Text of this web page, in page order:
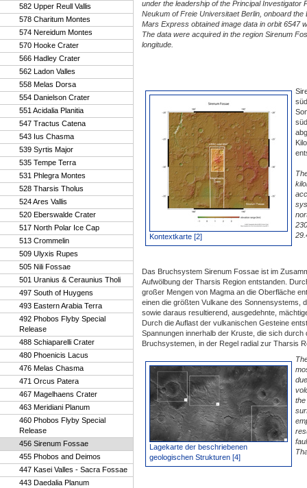
582 Upper Reull Vallis
578 Charitum Montes
574 Nereidum Montes
570 Hooke Crater
566 Hadley Crater
562 Ladon Valles
558 Melas Dorsa
554 Danielson Crater
551 Acidalia Planitia
547 Tractus Catena
543 Ius Chasma
539 Syrtis Major
535 Tempe Terra
531 Phlegra Montes
528 Tharsis Tholus
524 Ares Vallis
520 Eberswalde Crater
517 North Polar Ice Cap
513 Crommelin
509 Ulyxis Rupes
505 Nili Fossae
501 Uranius & Ceraunius Tholi
497 South of Huygens
493 Eastern Arabia Terra
492 Phobos Flyby Special
Release
488 Schiaparelli Crater
480 Phoenicis Lacus
476 Melas Chasma
471 Orcus Patera
467 Magelhaens Crater
463 Meridiani Planum
460 Phobos Flyby Special
Release
456 Sirenum Fossae
455 Phobos and Deimos
447 Kasei Valles - Sacra Fossae
443 Daedalia Planum
under the leadership of the Principal Investigator
Neukum of Freie Universitaet Berlin, onboard the
Mars Express obtained image data in orbit 6547
The data were acquired in the region Sirenum
longitude.
Kontextkarte [2]
Das Bruchsystem Sirenum Fossae ist im
Aufwölbung der Tharsis Region entstanden.
großer Mengen von Magma an die Oberfläche
einen die größten Vulkane des Sonnensystems,
sowie daraus resultierend, ausgedehnte,
Durch die Auflast der vulkanischen Gesteine
Spannungen innerhalb der Kruste, die sich durch
Bruchsystemen, in der Regel radial zur Tharsis
Lagekarte der beschriebenen
geologischen Strukturen [4]
the